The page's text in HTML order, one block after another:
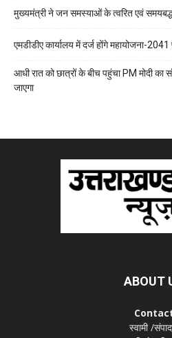
मुख्यमंत्री ने जन समस्याओं के त्वरित एवं समयबद्ध
एमडीडीए कार्यालय में दर्ज होंगे महायोजना-
आधी रात को छात्रों के बीच पहुंचा PM मोदी
जाएगा
ABOUT
स्वामी /